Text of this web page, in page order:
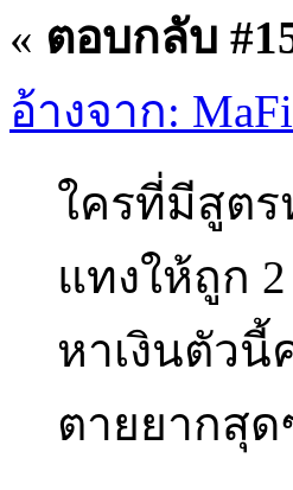
« ตอบกลับ
อ้างจาก:
ใครที่มีสูตร
แทงให้ถูก
หาเงินตัวนี้
ตายยากสุด